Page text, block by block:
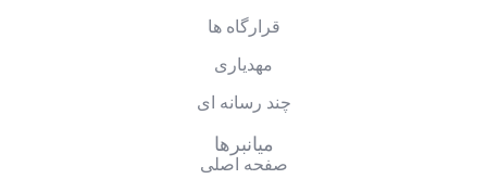
میانبرها
صفحه اصلی
قرارگاه ها
مهدیاری
چند رسانه ای